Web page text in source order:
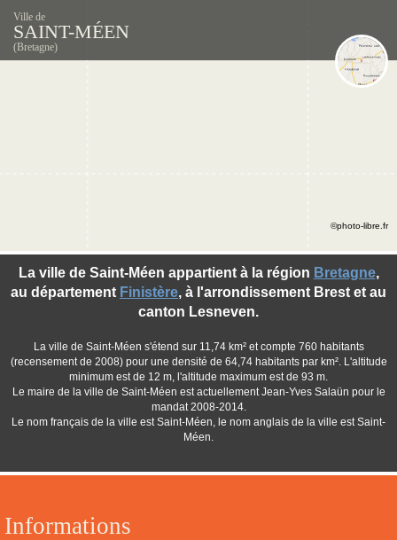
Ville de
SAINT-MÉEN
(Bretagne)
Informations
La ville de Saint-Méen appartient à la région Bretagne,
au département Finistère, à l'arrondissement Brest et au
canton Lesneven.
La ville de Saint-Méen s'étend sur 11,74 km² et compte 760 habitants
(recensement de 2008) pour une densité de 64,74 habitants par km². L'altitude
minimum est de 12 m, l'altitude maximum est de 93 m.
Le maire de la ville de Saint-Méen est actuellement Jean-Yves Salaün pour le
mandat 2008-2014.
Le nom français de la ville est Saint-Méen, le nom anglais de la ville est Saint-
Méen.
©photo-libre.fr